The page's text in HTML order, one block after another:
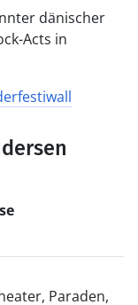
dänischer
Acts in
Paraden,